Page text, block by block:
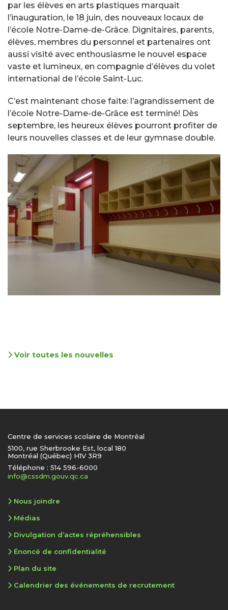
par les élèves en arts plastiques marquait
l’inauguration, le 18 juin, des nouveaux locaux de
l’école Notre-Dame-de-Grâce. Dignitaires, parents,
élèves, membres du personnel et partenaires ont
aussi visité avec enthousiasme le nouvel espace
vaste et lumineux, en compagnie d’élèves du volet
international de l’école Saint-Luc.
C’est maintenant chose faite: l’agrandissement de
l’école Notre-Dame-de-Grâce est terminé! Dès
septembre, les heureux élèves pourront profiter de
leurs nouvelles classes et de leur gymnase double.
Voir toutes les nouvelles
Centre de services scolaire de Montréal
5100, rue Sherbrooke Est, local 180
Montréal (Québec) H1V 3R9
Téléphone : 514 596-6000
info@cssdm.gouv.qc.ca
Nous joindre
Médias
Divulgation d’actes répréhensibles
Énoncé de confidentialité
Plan du site
Calendrier des événements de recrutement